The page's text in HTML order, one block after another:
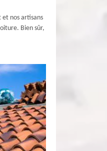
et nos artisans
Bien sûr,